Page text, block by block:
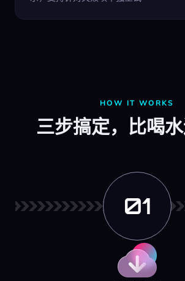
HOW IT WORKS
三步搞定，比喝
01